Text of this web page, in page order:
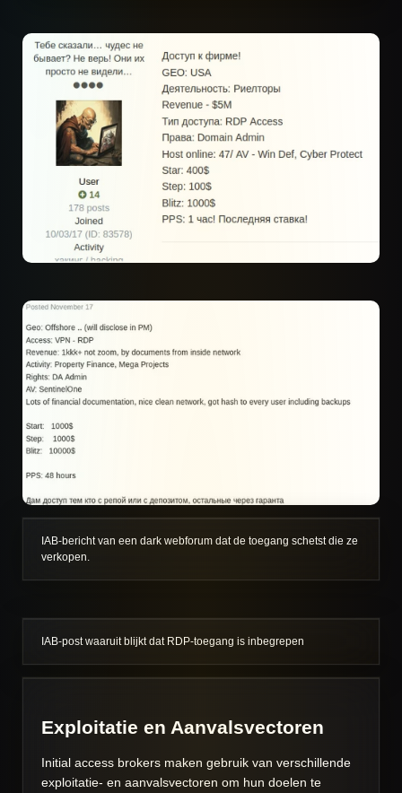
IAB-bericht van een dark webforum dat de toegang schetst die ze
verkopen.
IAB-post waaruit blijkt dat RDP-toegang is inbegrepen
Exploitatie en Aanvalsvectoren
Initial access brokers maken gebruik van verschillende
exploitatie- en aanvalsvectoren om hun doelen te